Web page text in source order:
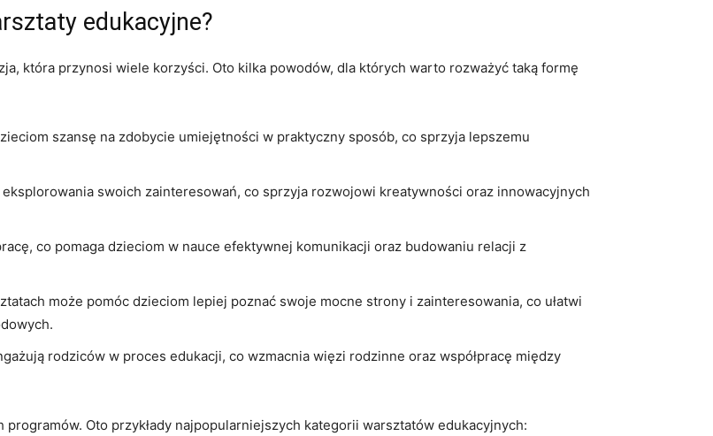
edukacyjne?
która przynosi ‍wiele korzyści. ‌Oto kilka powodów, dla‌ których warto rozważyć taką ⁢formę
szansę na zdobycie umiejętności w praktyczny ‌sposób, co sprzyja lepszemu
​eksplorowania ⁢swoich zainteresowań, ⁣co‌ sprzyja rozwojowi kreatywności oraz innowacyjnych⁤
co⁢ pomaga dzieciom w ⁢nauce efektywnej komunikacji oraz budowaniu relacji z
może pomóc dzieciom lepiej poznać‍ swoje mocne strony i zainteresowania, co ułatwi‌
‌rodziców w proces edukacji,​ co wzmacnia więzi⁤ rodzinne‌ oraz współpracę między
Oto przykłady najpopularniejszych kategorii ⁤warsztatów edukacyjnych: